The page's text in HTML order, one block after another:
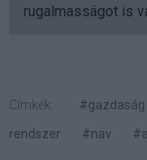
rugalmasságot is
Címkék: #gazdaság
rendszer
#nav